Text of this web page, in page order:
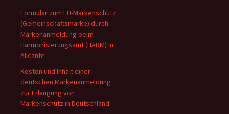
Formular zum EU-Markenschutz
(Gemeinschaftsmarke) durch
Markenanmeldung beim
Harmonisierungsamt (HABM) in
Alicante
Kosten und Inhalt einer
deutschen Markenanmeldung
zur Erlangung von
Markenschutz in Deutschland